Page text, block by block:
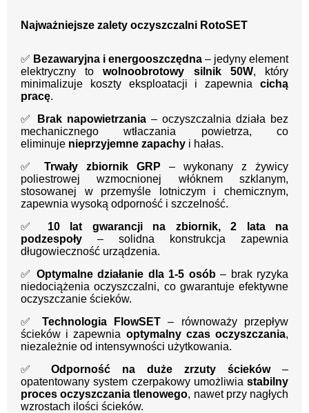
Najważniejsze zalety oczyszczalni RotoSET
✅ Bezawaryjna i energooszczędna – jedyny element
elektryczny towolnoobrotowy silnik 50W, który
minimalizuje koszty eksploatacji i zapewnia cichą
pracę.
✅
Brak napowietrzania – oczyszczalnia działa bez
mechanicznego wtłaczania powietrza, co
eliminuje nieprzyjemne zapachy i hałas.
✅ Trwały zbiornik GRP – wykonany z żywicy
poliestrowej wzmocnionej włóknem szklanym,
stosowanej w przemyśle lotniczym i chemicznym,
zapewnia wysoką odporność i szczelność.
✅ 10 lat gwarancji na zbiornik, 2 lata na
podzespoły – solidna konstrukcja zapewnia
długowieczność urządzenia.
✅ Optymalne działanie dla 1-5 osób– brak ryzyka
niedociążenia oczyszczalni, co gwarantuje efektywne
oczyszczanie ścieków.
✅ Technologia FlowSET – równoważy przepływ
ścieków i zapewnia optymalny czas oczyszczania,
niezależnie od intensywności użytkowania.
✅ Odporność na duże zrzuty ścieków–
opatentowany system czerpakowy umożliwia stabilny
proces oczyszczania tlenowego, nawet przy nagłych
wzrostach ilości ścieków.